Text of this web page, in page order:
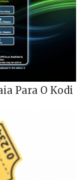
Para O Kodi